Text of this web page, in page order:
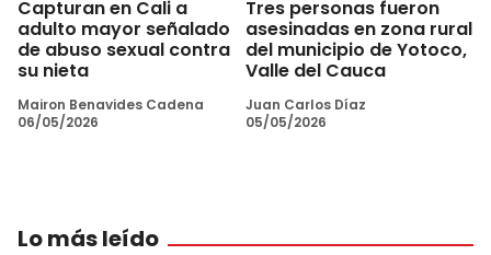
Capturan en Cali a
adulto mayor señalado
de abuso sexual contra
su nieta
Mairon Benavides Cadena
06/05/2026
Tres personas fueron
asesinadas en zona rural
del municipio de Yotoco,
Valle del Cauca
Juan Carlos Díaz
05/05/2026
Lo más leído